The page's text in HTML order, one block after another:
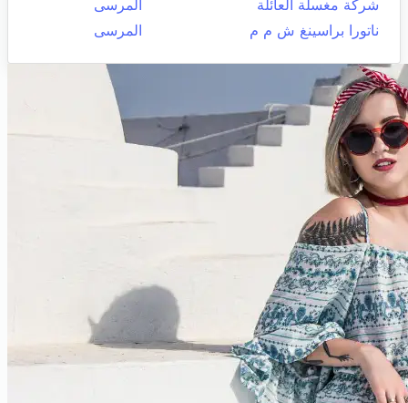
شركة مغسلة العائلة
المرسى
ناتورا براسينغ ش م م
المرسى